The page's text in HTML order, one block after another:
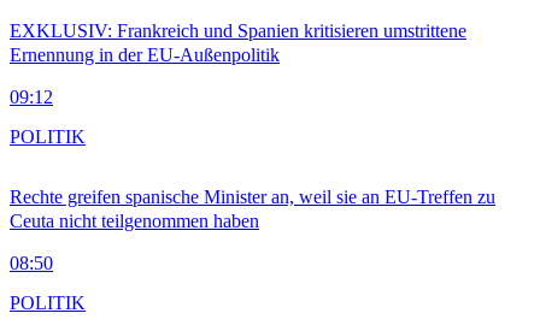
EXKLUSIV: Frankreich und Spanien kritisieren umstrittene
Ernennung in der EU-Außenpolitik
09:12
Rechte greifen spanische Minister an, weil sie an EU-Treffen zu
Ceuta nicht teilgenommen haben
08:50
POLITIK
POLITIK